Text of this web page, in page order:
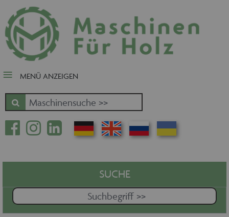
close Submenü
Nach Fertigungsschwerpunkt
Schnäppchen
Zuschnitt - Sägen
Kantenbearbeitung
Fräsen - Bohren - Hobeln - CNC
Oberfläche
Massivholz
Handling - Transportieren -
Stapeln - Verpacken etc.
Absaugen - Versorgen -
MENÜ ANZEIGEN
SUCHE